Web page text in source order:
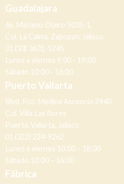
Guadalajara
Av. Mariano Otero 5035-1,
Col. La Calma, Zapopan, Jalisco
01 (33) 3631-5245
Lunes a viernes 9:00 - 19:00
Sábado 10:00 - 16:00
Puerto Vallarta
Blvd. Fco. Medina Ascencio 2940
Col. Villa Las flores
Puerto Vallarta, Jalisco
01 (322) 224-9262
Lunes a viernes 10:00 – 18:00
Sábado 10:00 – 16:00
Fábrica